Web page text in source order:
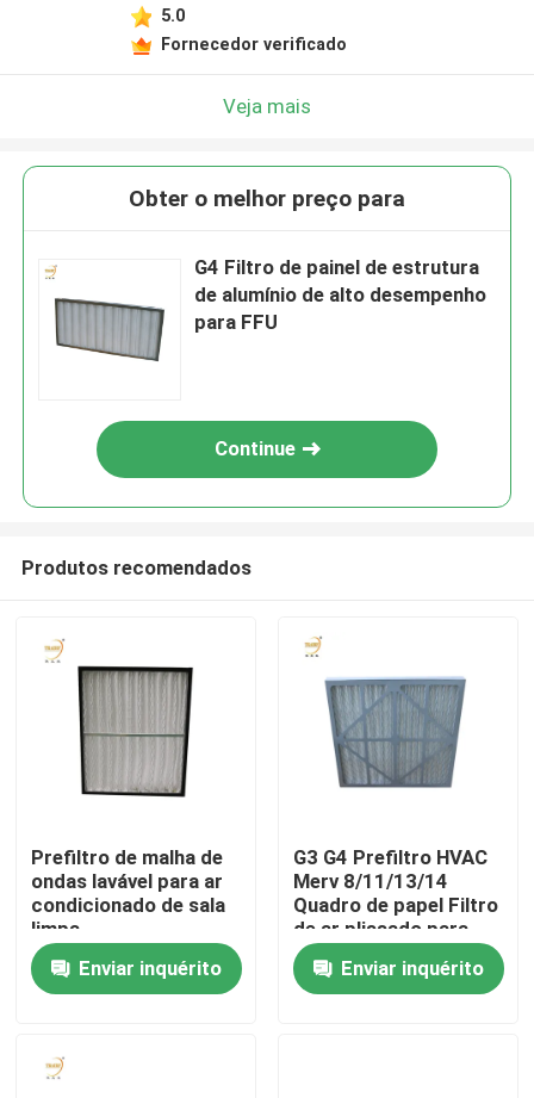
Casa
5.0
Fornecedor verificado
Veja mais
Obter o melhor preço para
G4 Filtro de painel de estrutura
de alumínio de alto desempenho
para FFU
Continue
Produtos recomendados
Prefiltro de malha de
ondas lavável para ar
condicionado de sala
limpa
Enviar inquérito
G3 G4 Prefiltro HVAC
Merv 8/11/13/14
Quadro de papel Filtro
de ar plissado para
sistema de ar
condicionado
Enviar inquérito